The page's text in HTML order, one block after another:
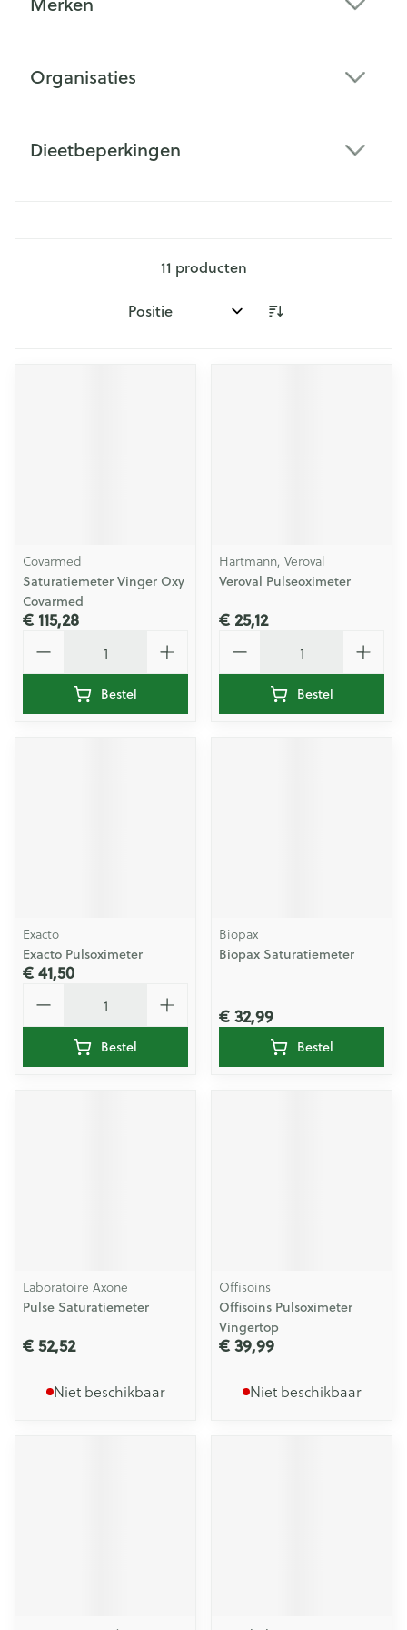
Organisaties
Dieetbeperkingen
11 producten
Sorteer op:
Covarmed
Saturatiemeter Vinger Oxy
Covarmed
€ 115,28
Bestel
Hartmann, Veroval
Veroval Pulseoximeter
€ 25,12
Bestel
Exacto
Exacto Pulsoximeter
€ 41,50
Bestel
Biopax
Biopax Saturatiemeter
€ 32,99
Bestel
Laboratoire Axone
Pulse Saturatiemeter
€ 52,52
Niet beschikbaar
Offisoins
Offisoins Pulsoximeter
Vingertop
€ 39,99
Niet beschikbaar